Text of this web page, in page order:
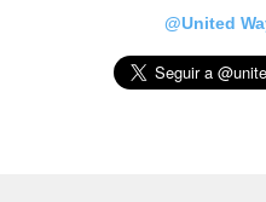
@United